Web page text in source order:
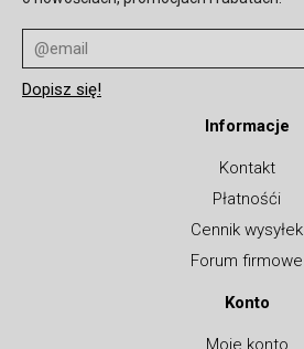
Informacje
Kontakt
Płatnośći
Cennik wysyłek
Forum firmowe
Konto
Moje konto